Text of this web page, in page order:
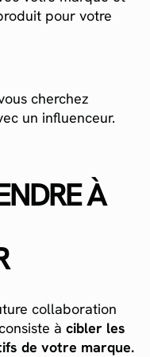
pour votre
cherchez
un influenceur.
À
collaboration
à cibler les
de votre marque.